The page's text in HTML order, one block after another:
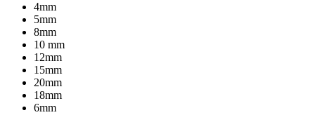
4mm
5mm
8mm
10 mm
12mm
15mm
20mm
18mm
6mm